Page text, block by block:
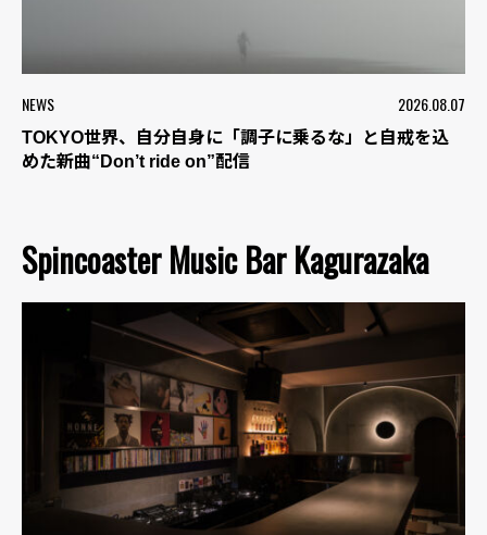
NEWS 2026.08.07
TOKYO世界、自分自身に「調子に乗るな」と自戒を込
めた新曲“Don’t ride on”配信
Spincoaster Music Bar Kagurazaka